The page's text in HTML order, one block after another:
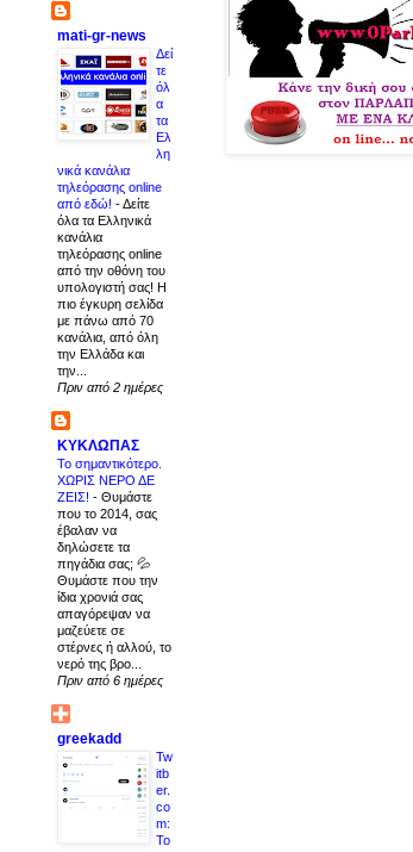
mati-gr-news
Δεί
τε
όλ
α
τα
Ελ
λη
νικά κανάλια
τηλεόρασης online
από εδώ! -Δείτε
όλα τα Ελληνικά
κανάλια
τηλεόρασης online
από την οθόνη του
υπολογιστή σας! Η
πιο έγκυρη σελίδα
με πάνω από 70
κανάλια, από όλη
την Ελλάδα και
την...
Πριν από 2 ημέρες
ΚΥΚΛΩΠΑΣ
Το σημαντικότερο.
ΧΩΡΙΣ ΝΕΡΟ ΔΕ
ΖΕΙΣ! - Θυμάστε
που το 2014, σας
έβαλαν να
δηλώσετε τα
πηγάδια σας; 💦
Θυμάστε που την
ίδια χρονιά σας
απαγόρεψαν να
μαζεύετε σε
στέρνες ή αλλού, το
νερό της βρο...
Πριν από 6 ημέρες
greekadd
Tw
itb
er.
co
m:
Το